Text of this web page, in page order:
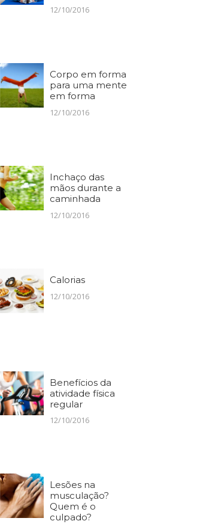
12/10/2016
Corpo em forma
para uma mente
em forma
12/10/2016
Inchaço das
mãos durante a
caminhada
12/10/2016
Calorias
12/10/2016
Benefícios da
atividade física
regular
12/10/2016
Lesões na
musculação?
Quem é o
culpado?